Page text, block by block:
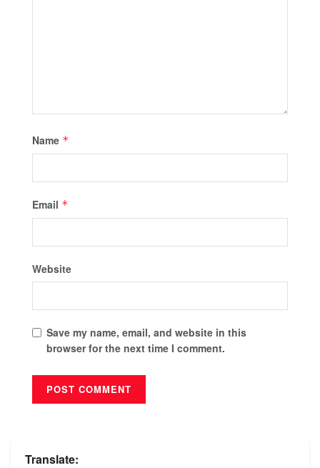
Name *
Email *
Website
Save my name, email, and website in this
browser for the next time I comment.
Translate: